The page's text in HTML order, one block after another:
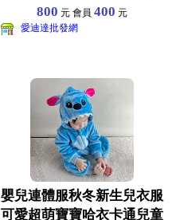
睡衣爬服 尺寸70-1
800 元 會員400 元
愛迪達批發網
嬰兒連體服秋冬新生兒衣服
可愛超萌寶寶哈衣卡通兒童